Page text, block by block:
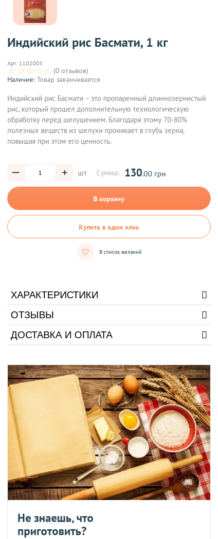
Индийский рис Басмати, 1 кг
Арт: 1102005
(0 отзывов)
Наличие: Товар заканчивается
Индийский рис Басмати – это пропаренный длиннозернистый
рис, который прошел дополнительную технологическую
обработку перед шелушением. Благодаря этому 70-80%
полезных веществ из шелухи проникает в глубь зерна,
повышая при этом его ценность.
шт Сумма: 130.00 грн
В корзину
Купить в один клик
В список желаний
ХАРАКТЕРИСТИКИ
ОТЗЫВЫ
ДОСТАВКА И ОПЛАТА
Не знаешь, что
приготовить?